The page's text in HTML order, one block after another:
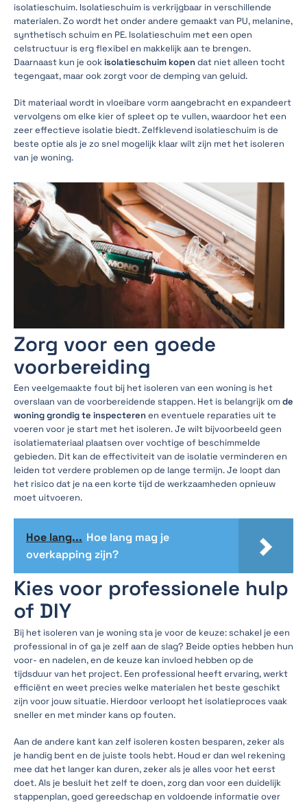
isolatieschuim. Isolatieschuim is verkrijgbaar in verschillende
materialen. Zo wordt het onder andere gemaakt van PU, melanine,
synthetisch schuim en PE. Isolatieschuim met een open
celstructuur is erg flexibel en makkelijk aan te brengen.
Daarnaast kun je ookisolatieschuim kopendat niet alleen tocht
tegengaat, maar ook zorgt voor de demping van geluid.
Dit materiaal wordt in vloeibare vorm aangebracht en expandeert
vervolgens om elke kier of spleet op te vullen, waardoor het een
zeer effectieve isolatie biedt. Zelfklevend isolatieschuim is de
beste optie als je zo snel mogelijk klaar wilt zijn met het isoleren
van je woning.
Zorg voor een goede
voorbereiding
Een veelgemaakte fout bij het isoleren van een woning is het
overslaan van de voorbereidende stappen. Het is belangrijk omde
woning grondig te inspecterenen eventuele reparaties uit te
voeren voor je start met het isoleren. Je wilt bijvoorbeeld geen
isolatiemateriaal plaatsen over vochtige of beschimmelde
gebieden. Dit kan de effectiviteit van de isolatie verminderen en
leiden tot verdere problemen op de lange termijn. Je loopt dan
het risico dat je na een korte tijd de werkzaamheden opnieuw
moet uitvoeren.
Hoe lang... Hoe lang mag je
overkapping zijn?
Kies voor professionele hulp
of DIY
Bij het isoleren van je woning sta je voor de keuze: schakel je een
professional in of ga je zelf aan de slag? Beide opties hebben hun
voor- en nadelen, en de keuze kan invloed hebben op de
tijdsduur van het project. Een professional heeft ervaring, werkt
efficiënt en weet precies welke materialen het beste geschikt
zijn voor jouw situatie. Hierdoor verloopt het isolatieproces vaak
sneller en met minder kans op fouten.
Aan de andere kant kan zelf isoleren kosten besparen, zeker als
je handig bent en de juiste tools hebt. Houd er dan wel rekening
mee dat het langer kan duren, zeker als je alles voor het eerst
doet. Als je besluit het zelf te doen, zorg dan voor een duidelijk
stappenplan, goed gereedschap en voldoende informatie over